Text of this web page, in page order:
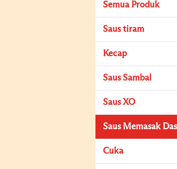
Semua Produk
Saus tiram
Kecap
Saus Sambal
Saus XO
Saus Memasak
Cuka